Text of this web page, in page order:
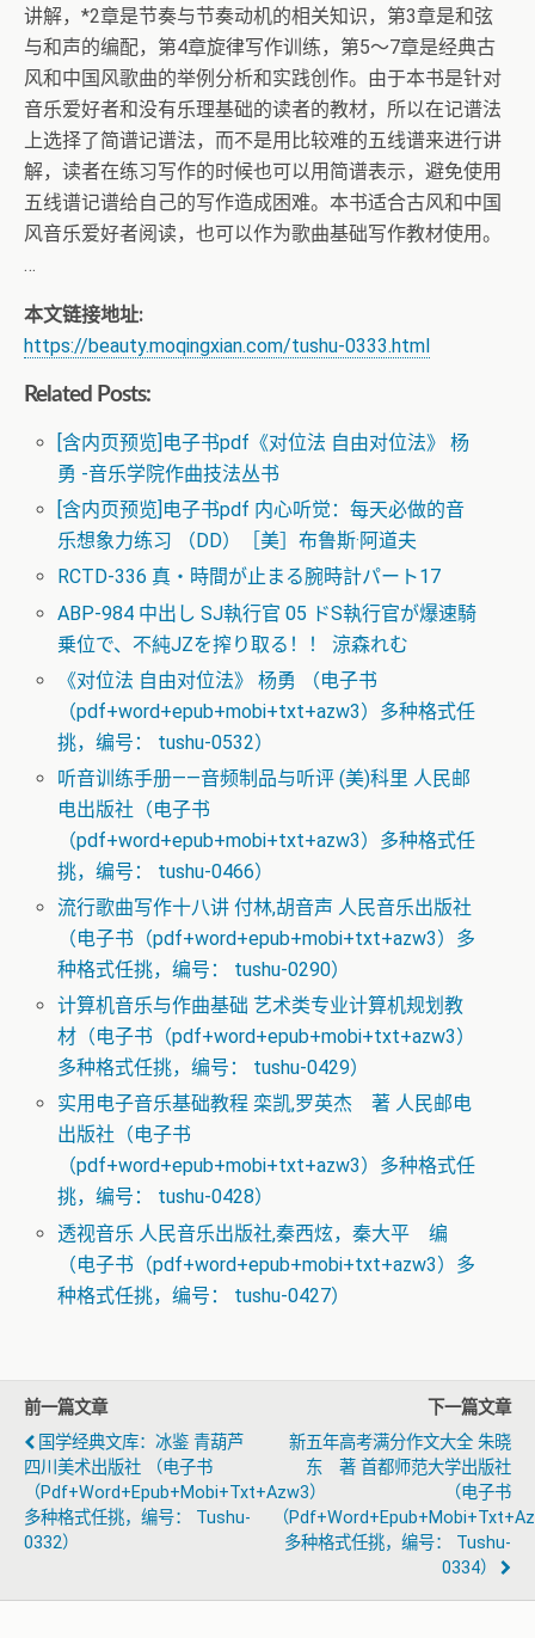
讲解，*2章是节奏与节奏动机的相关知识，第3章是和弦
与和声的编配，第4章旋律写作训练，第5～7章是经典古
风和中国风歌曲的举例分析和实践创作。由于本书是针对
音乐爱好者和没有乐理基础的读者的教材，所以在记谱法
上选择了简谱记谱法，而不是用比较难的五线谱来进行讲
解，读者在练习写作的时候也可以用简谱表示，避免使用
五线谱记谱给自己的写作造成困难。本书适合古风和中国
风音乐爱好者阅读，也可以作为歌曲基础写作教材使用。
…
本文链接地址:
https://beauty.moqingxian.com/tushu-0333.html
Related Posts:
[含内页预览]电子书pdf《对位法 自由对位法》 杨
勇 -音乐学院作曲技法丛书
[含内页预览]电子书pdf 内心听觉：每天必做的音
乐想象力练习 （DD）［美］布鲁斯·阿道夫
RCTD-336 真・時間が止まる腕時計パート17
ABP-984 中出し SJ執行官 05 ドS執行官が爆速騎
乗位で、不純JZを搾り取る！！ 涼森れむ
《对位法 自由对位法》 杨勇 （电子书
（pdf+word+epub+mobi+txt+azw3）多种格式任
挑，编号： tushu-0532）
听音训练手册——音频制品与听评 (美)科里 人民邮
电出版社（电子书
（pdf+word+epub+mobi+txt+azw3）多种格式任
挑，编号： tushu-0466）
流行歌曲写作十八讲 付林,胡音声 人民音乐出版社
（电子书（pdf+word+epub+mobi+txt+azw3）多
种格式任挑，编号： tushu-0290）
计算机音乐与作曲基础 艺术类专业计算机规划教
材（电子书（pdf+word+epub+mobi+txt+azw3）
多种格式任挑，编号： tushu-0429）
实用电子音乐基础教程 栾凯,罗英杰 著 人民邮电
出版社（电子书
（pdf+word+epub+mobi+txt+azw3）多种格式任
挑，编号： tushu-0428）
透视音乐 人民音乐出版社,秦西炫，秦大平 编
（电子书（pdf+word+epub+mobi+txt+azw3）多
种格式任挑，编号： tushu-0427）
前一篇文章
国学经典文库：冰鉴 青葫芦
四川美术出版社 （电子书
（pdf+word+epub+mobi+txt+azw3）
多种格式任挑，编号： Tushu-
0332）
下一篇文章
新五年高考满分作文大全 朱晓
东 著 首都师范大学出版社
（电子书
（
多种格式任挑，编号： Tushu-
0334）